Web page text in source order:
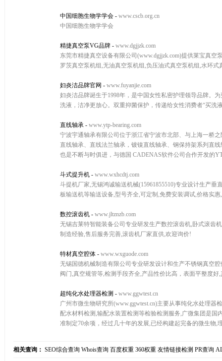
中国细胞生物学学会 - www.cscb.org.cn
中国细胞生物学学会
精捷真空泵VG品牌 - www.dgjjzk.com
东莞市精捷真空设备有限公司(www.dgjjzk.com)提供莱宝真
罗茨真空泵机组,无油真空泵机组,负压油式真空泵机组,水环
妇炎洁品牌官网 - www.fuyanjie.com
妇炎洁品牌诞生于1998年，是中国女性私密护理领导品牌。
洗液，洁净更放心。双重抑菌保护，传递给女性消费者“买洗
直线轴承 - www.ytp-bearing.com
宁波宇通轴承有限公司位于浙江省宁波市北部、与上海一桥
直线轴承、直线法兰轴承，镀镍直线轴承、钢保持架系列直
也是不断与时俱进，与德国 CADENAS软件公司合作开发的
斗式提升机 - www.wxhcdtj.com
斗提机厂家,无锡鸿诚输送机械(15961855510)专业设计生产
板输送机等输送设备,型号齐全,可定制,免费安装调试,价格实
数控滚齿机 - www.jltznzb.com
无锡吉莱特智能装备公司专业研发生产数控滚齿机,卧式滚齿
制造经验,售后服务完善,滚齿机厂家直供,欢迎询价!
特材真空腔体 - www.wxguode.com
无锡国德机械制造有限公司专业研发设计和生产不锈钢真空
阀门,真空规管等,检测手段齐全,产品性价比高，表面平整度
超纯化水处理器检测 - www.ggwtest.cn
广州市微生物研究所(www.ggwtest.cn)主要从事纯化水处理
配水材料检测,输配水装置检测等检验检测服务,广微集团是
准制定70余项，经过几十年的发展,已经构建起完备的微生物,
相关查询： SEO综合查询 Whois查询 百度权重 360权重 友情链接检测 PR查询